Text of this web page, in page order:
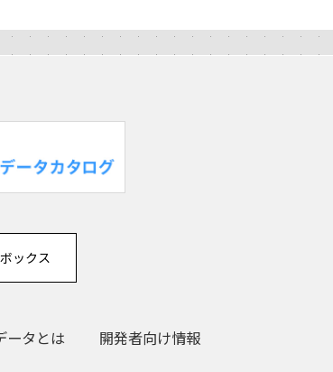
ックス
ータとは 開発者向け情報